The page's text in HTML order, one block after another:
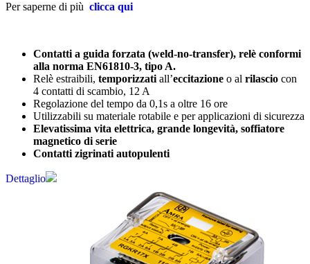
Per saperne di più clicca qui
Contatti a guida forzata (weld-no-transfer), relè conformi
alla norma EN61810-3, tipo A.
Relè estraibili, temporizzati all’eccitazione o al rilascio con
4 contatti di scambio, 12 A
Regolazione del tempo da 0,1s a oltre 16 ore
Utilizzabili su materiale rotabile e per applicazioni di sicurezza
Elevatissima vita elettrica, grande longevità, soffiatore
magnetico di serie
Contatti zigrinati autopulenti
Dettaglio